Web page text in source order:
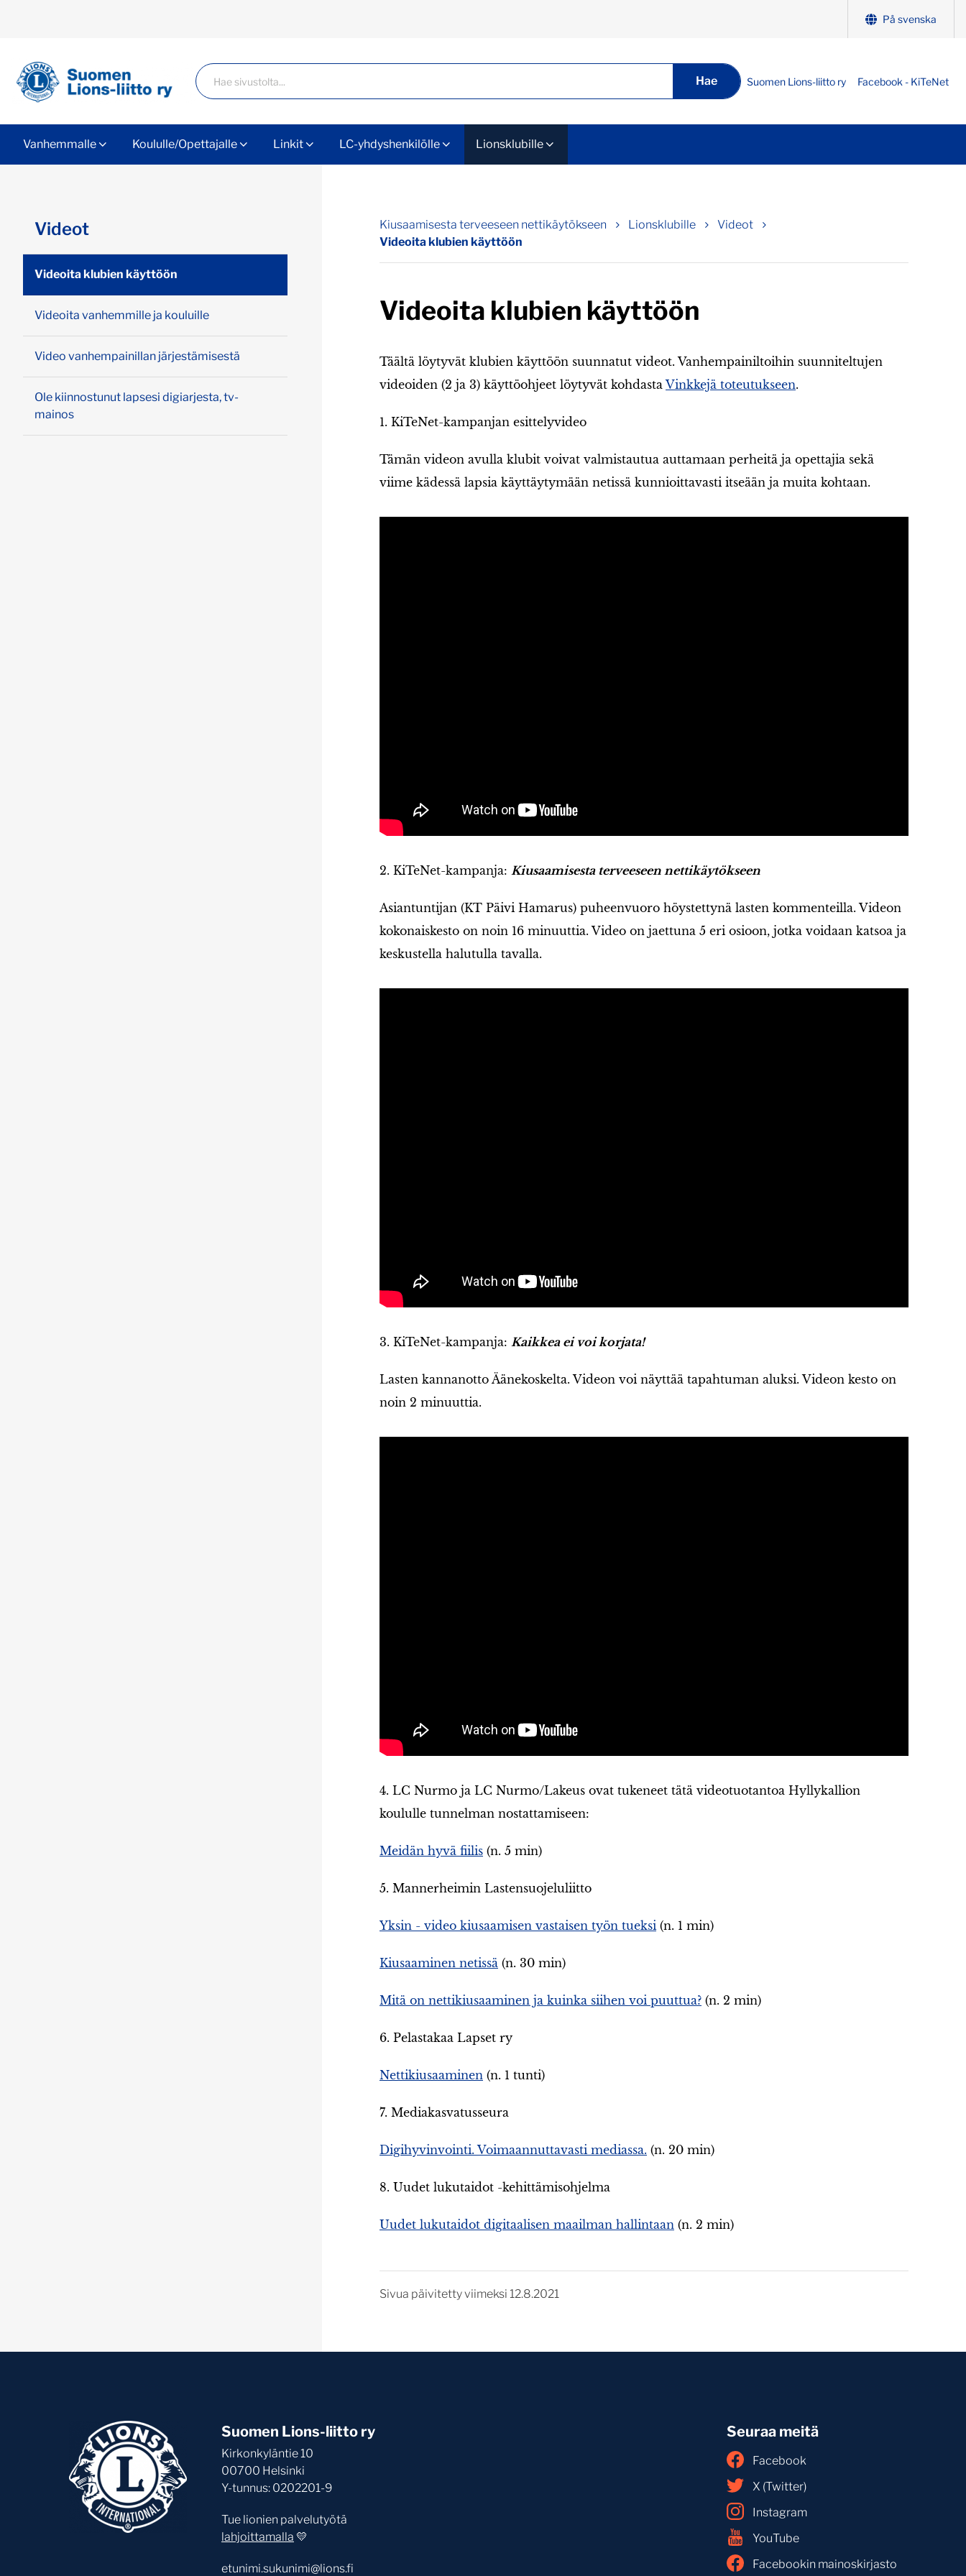
På svenska
Haku
Hae Suomen Lions-liitto ry Facebook - KiTeNet
Vanhemmalle Koululle/Opettajalle Linkit LC-yhdyshenkilölle Lionsklubille
Kiusaamisesta terveeseen nettikäytökseen Lionsklubille
Videot
Videoita klubien käyttöön
Videoita klubien käyttöön
Täältä löytyvät klubien käyttöön suunnatut videot. Vanhempainiltoihin suunniteltujen
videoiden (2 ja 3) käyttöohjeet löytyvät kohdastaVinkkejä toteutukseen.
1. KiTeNet-kampanjan esittelyvideo
Tämän videon avulla klubit voivat valmistautua auttamaan perheitä ja opettajia sekä
viime kädessä lapsia käyttäytymään netissä kunnioittavasti itseään ja muita kohtaan.
2. KiTeNet-kampanja: Kiusaamisesta terveeseen nettikäytökseen
Asiantuntijan (KT Päivi Hamarus) puheenvuoro höystettynä lasten kommenteilla. Videon
kokonaiskesto on noin 16 minuuttia. Video on jaettuna 5 eri osioon, jotka voidaan katsoa ja
keskustella halutulla tavalla.
3. KiTeNet-kampanja: Kaikkea ei voi korjata!
Lasten kannanotto Äänekoskelta. Videon voi näyttää tapahtuman aluksi. Videon kesto on
noin 2 minuuttia.
4. LC Nurmo ja LC Nurmo/Lakeus ovat tukeneet tätä videotuotantoa Hyllykallion
koululle tunnelman nostattamiseen:
Meidän hyvä fiilis (n. 5 min)
5. Mannerheimin Lastensuojeluliitto
Yksin - video kiusaamisen vastaisen työn tueksi(n. 1 min)
Kiusaaminen netissä (n. 30 min)
Mitä on nettikiusaaminen ja kuinka siihen voi puuttua? (n. 2 min)
6. Pelastakaa Lapset ry
Nettikiusaaminen (n. 1 tunti)
7. Mediakasvatusseura
Digihyvinvointi. Voimaannuttavasti mediassa. (n. 20 min)
8. Uudet lukutaidot -kehittämisohjelma
Uudet lukutaidot digitaalisen maailman hallintaan (n. 2 min)
Sivua päivitetty viimeksi 12.8.2021
Ohita valikko
Videot
Videoita klubien käyttöön
Videoita vanhemmille ja kouluille
Video vanhempainillan järjestämisestä
Ole kiinnostunut lapsesi digiarjesta, tv-
mainos
Suomen Lions-liitto ry
Kirkonkyläntie 10
00700 Helsinki
Y-tunnus: 0202201-9
Tue lionien palvelutyötä
lahjoittamalla 💛
etunimi.sukunimi@lions.fi
Seuraa meitä
Facebook
X (Twitter)
Instagram
YouTube
Facebookin mainoskirjasto